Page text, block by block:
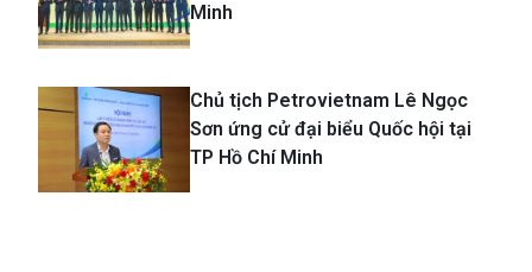
Minh
Chủ tịch Petrovietnam Lê Ngọc
Sơn ứng cử đại biểu Quốc hội tại
TP Hồ Chí Minh